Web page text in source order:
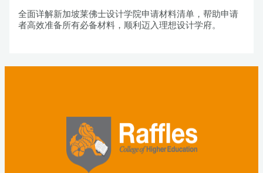
全面详解新加坡莱佛士设计学院申请材料清单，帮助申请
者高效准备所有必备材料，顺利迈入理想设计学府。